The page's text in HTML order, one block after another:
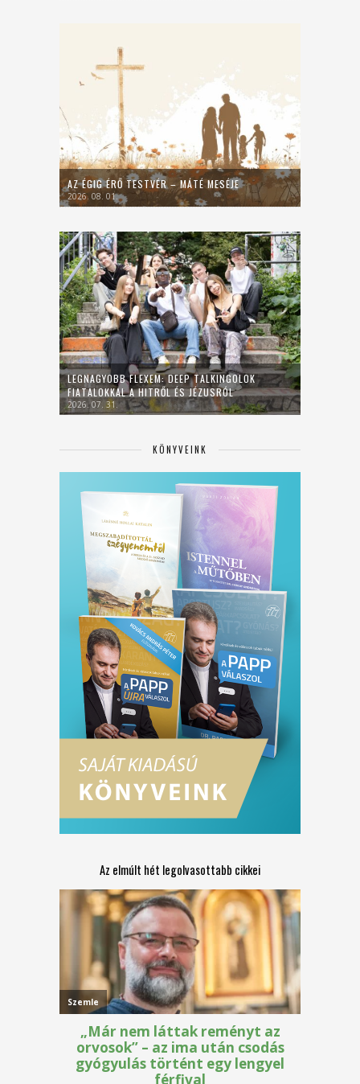
AZ ÉGIG ÉRŐ TESTVÉR – MÁTÉ MESÉJE
2026. 08. 01.
LEGNAGYOBB FLEXEM: DEEP TALKINGOLOK
FIATALOKKAL A HITRŐL ÉS JÉZUSRÓL
2026. 07. 31.
KÖNYVEINK
Az elmúlt hét legolvasottabb cikkei